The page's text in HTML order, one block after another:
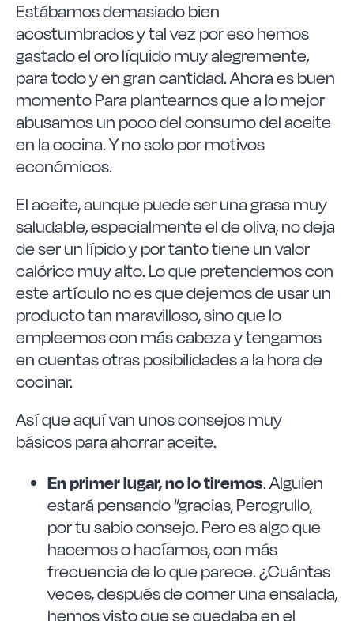
Somos Cooperativa
Cocinando
Las Noticias
FAQ
Contacto
Estábamos demasiado bien
acostumbrados y tal vez por eso hemos
gastado el oro líquido muy alegremente,
para todo y en gran cantidad. Ahora es buen
momento Para plantearnos que a lo mejor
abusamos un poco del consumo del aceite
en la cocina. Y no solo por motivos
económicos.
El aceite, aunque puede ser una grasa muy
saludable, especialmente el de oliva, no deja
de ser un lípido y por tanto tiene un valor
calórico muy alto. Lo que pretendemos con
este artículo no es que dejemos de usar un
producto tan maravilloso, sino que lo
empleemos con más cabeza y tengamos
en cuentas otras posibilidades a la hora de
cocinar.
Así que aquí van unos consejos muy
básicos para ahorrar aceite.
En primer lugar, no lo tiremos. Alguien
estará pensando “gracias, Perogrullo,
por tu sabio consejo. Pero es algo que
hacemos o hacíamos, con más
frecuencia de lo que parece. ¿Cuántas
veces, después de comer una ensalada,
hemos visto que se quedaba en el